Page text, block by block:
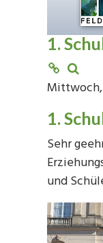
1.
Mittwoch,
1.
Sehr
und